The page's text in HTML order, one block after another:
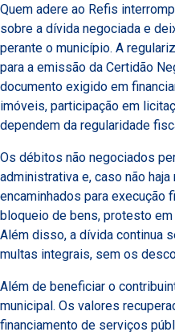
Quem adere ao Refis
sobre a dívida negociada e
perante o município. A
para a emissão da Certidão
documento exigido em
imóveis, participação em
dependem da regularidade
Os débitos não negociados
administrativa e, caso não
encaminhados para execução
bloqueio de bens, protesto
Além disso, a dívida continua
multas integrais, sem os
Além de beneficiar o
municipal. Os valores
financiamento de serviços